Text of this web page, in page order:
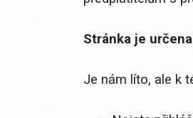
Stránka je
Je nám líto, ale k